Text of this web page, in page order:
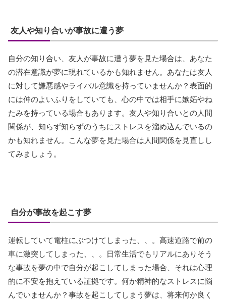
友人や知り合いが事故に遭う夢
自分の知り合い、友人が事故に遭う夢を見た場合は、あなた
の潜在意識が夢に現れているかも知れません。あなたは友人
に対して嫌悪感やライバル意識を持っていませんか？表面的
には仲のよいふりをしていても、心の中では相手に嫉妬やね
たみを持っている場合もあります。友人や知り合いとの人間
関係が、知らず知らずのうちにストレスを溜め込んでいるの
かも知れません。こんな夢を見た場合は人間関係を見直しし
てみましょう。
自分が事故を起こす夢
運転していて電柱にぶつけてしまった、、。高速道路で前の
車に激突してしまった、、。日常生活でもリアルにありそう
な事故を夢の中で自分が起こしてしまった場合、それは心理
的に不安を抱えている証拠です。何か精神的なストレスに悩
んでいませんか？事故を起こしてしまう夢は、将来何か良く